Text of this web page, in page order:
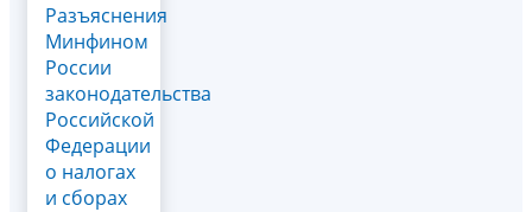
Разъяснения
Минфином
России
законодательства
Российской
Федерации
о налогах
и сборах